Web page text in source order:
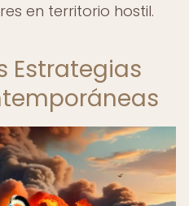
en territorio hostil.
Estrategias